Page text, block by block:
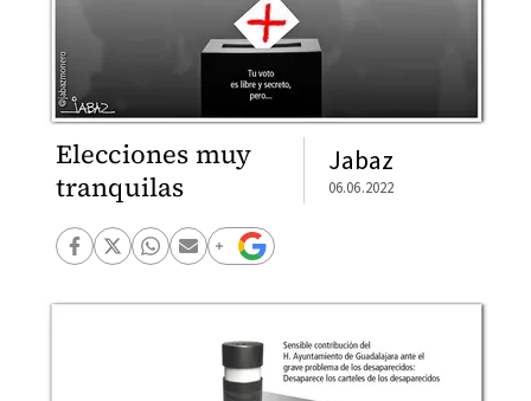
Elecciones muy
tranquilas
Jabaz
06.06.2022